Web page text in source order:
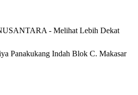
- Melihat Lebih Dekat
Panakukang Indah Blok C. Makasar